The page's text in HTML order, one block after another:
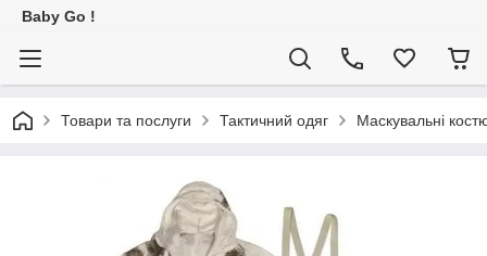
Baby Go !
Товари та послуги Тактичний одяг Маскувальні